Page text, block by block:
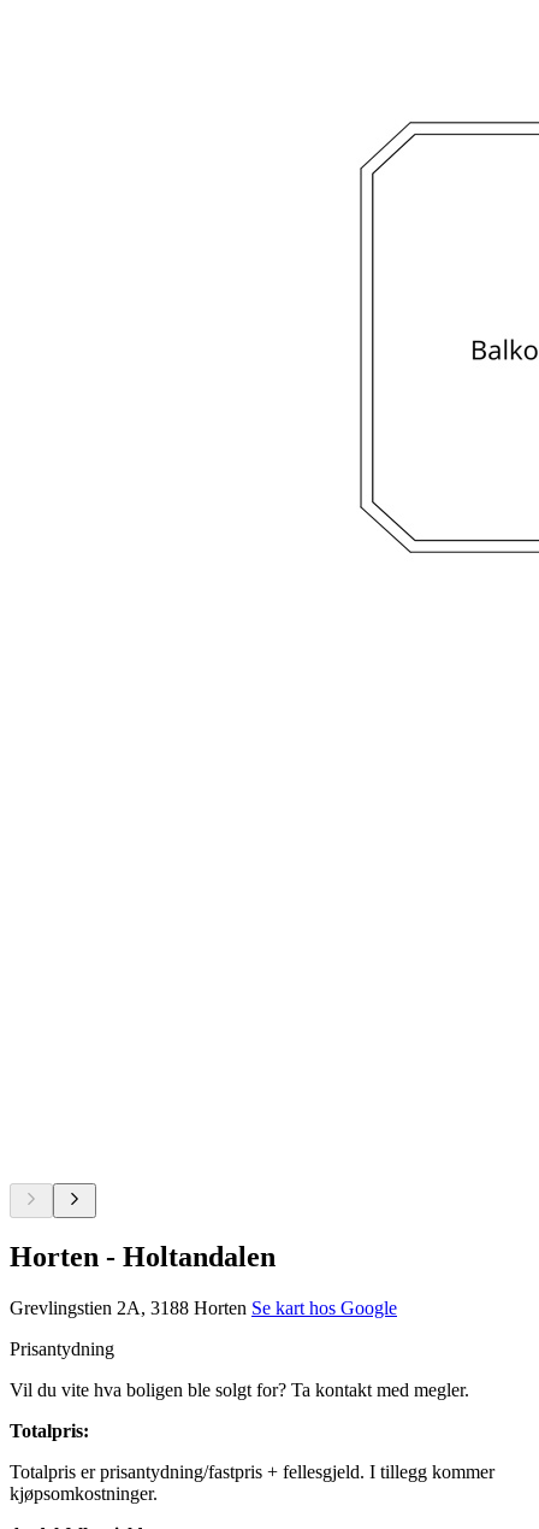
Horten - Holtandalen
Grevlingstien 2A, 3188 Horten Se kart hos Google
Prisantydning
Vil du vite hva boligen ble solgt for? Ta kontakt med megler.
Totalpris:
Totalpris er prisantydning/fastpris + fellesgjeld. I tillegg kommer
kjøpsomkostninger.